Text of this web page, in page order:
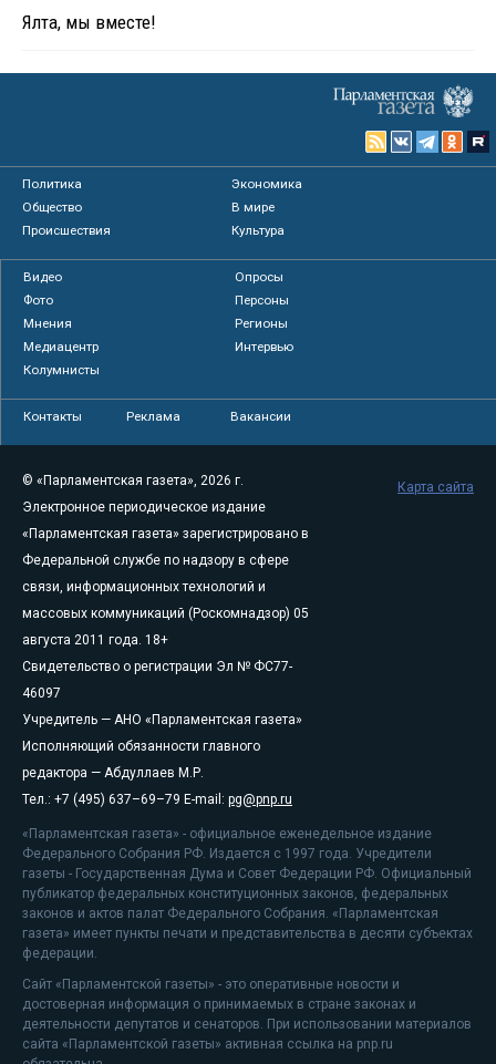
Ялта, мы вместе!
Политика
Экономика
Общество
В мире
Происшествия
Культура
Видео
Опросы
Фото
Персоны
Мнения
Регионы
Медиацентр
Интервью
Колумнисты
Контакты Реклама Вакансии
© «Парламентская газета», 2026 г.
Электронное периодическое издание
«Парламентская газета» зарегистрировано в
Федеральной службе по надзору в сфере
связи, информационных технологий и
массовых коммуникаций (Роскомнадзор) 05
августа 2011 года. 18+
Свидетельство о регистрации Эл № ФС77-
46097
Учредитель — АНО «Парламентская газета»
Исполняющий обязанности главного
редактора — Абдуллаев М.Р.
Тел.: +7 (495) 637–69–79 E-mail: pg@pnp.ru
«Парламентская газета» - официальное еженедельное издание
Федерального Собрания РФ. Издается с 1997 года. Учредители
газеты - Государственная Дума и Совет Федерации РФ. Официальный
публикатор федеральных конституционных законов, федеральных
законов и актов палат Федерального Собрания. «Парламентская
газета» имеет пункты печати и представительства в десяти субъектах
федерации.
Сайт «Парламентской газеты» - это оперативные новости и
достоверная информация о принимаемых в стране законах и
деятельности депутатов и сенаторов. При использовании материалов
сайта «Парламентской газеты» активная ссылка на pnp.ru
Карта сайта